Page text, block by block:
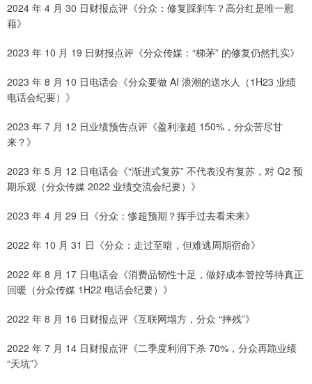
2024 年 4 月 30 日财报点评《分众：修复踩刹车？高分红是唯一慰
藉》
2023 年 10 月 19 日财报点评《分众传媒：“梯茅” 的修复仍然扎实》
2023 年 8 月 10 日电话会《分众要做 AI 浪潮的送水人（1H23 业绩
电话会纪要）》
2023 年 7 月 12 日业绩预告点评《盈利涨超 150%，分众苦尽甘
来？》
2023 年 5 月 12 日电话会《“渐进式复苏” 不代表没有复苏，对 Q2 预
期乐观（分众传媒 2022 业绩交流会纪要）》
2023 年 4 月 29 日《分众：惨超预期？挥手过去看未来》
2022 年 10 月 31 日《分众：走过至暗，但难逃周期宿命》
2022 年 8 月 17 日电话会《消费品韧性十足，做好成本管控等待真正
回暖（分众传媒 1H22 电话会纪要）》
2022 年 8 月 16 日财报点评《互联网塌方，分众 “摔残”》
2022 年 7 月 14 日财报点评《二季度利润下杀 70%，分众再跪业绩
“天坑”》